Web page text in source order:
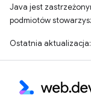
Java jest
podmiotów
Ostatnia